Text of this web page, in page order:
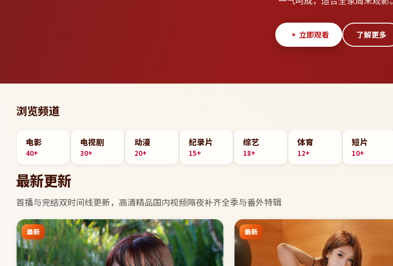
立即观看 了解更多
浏览频道
电影
40+
电视剧
30+
动漫
20+
纪录片
15+
综艺
18+
体育
12+
短片
10+
最新更新
首播与完结双时间线更新， 高清精品国内视频隔夜补齐全季与番外特辑
最新 最新